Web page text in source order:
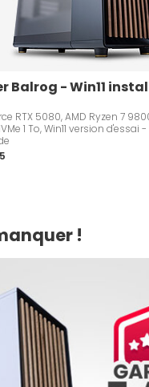
Balrog - Win11
RTX 5080, AMD Ryzen 7
1 To, Win11 version d'essai
!